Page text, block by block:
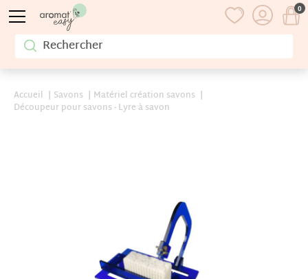
Accueil Savons
Matériel création savons
Découpeur pour savons - Lyre à savon
0